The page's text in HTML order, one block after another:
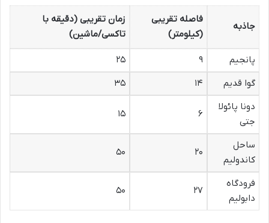
جاذبه
فاصله تقریبی
(کیلومتر)
زمان تقریبی (دقیقه با
تاکسی/ماشین)
پانجیم ۹
۲۵
گوا قدیم
۱۴
۳۵
دونا پائولا
جتی
۶ ۱۵
ساحل
کاندولیم
۲۰ ۵۰
فرودگاه
دابولیم
۲۷ ۵۰